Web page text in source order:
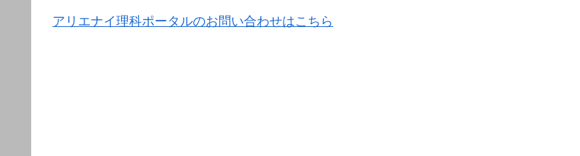
アリエナイ理科ポータルのお問い合わせはこちら